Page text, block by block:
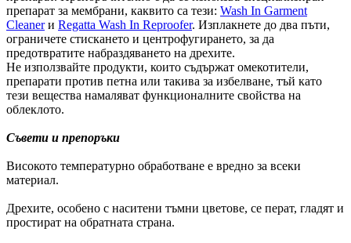
препарат за мембрани, каквито са тези: Wash In Garment
Cleanerи Regatta Wash In Reproofer. Изплакнете до два пъти,
ограничете стискането и центрофугирането, за да
предотвратите набраздяването на дрехите.
Не използвайте продукти, които съдържат омекотители,
препарати против петна или такива за избелване, тъй като
тези вещества намаляват функционалните свойства на
облеклото.
Съвети и препоръки
Високото температурно обработване е вредно за всеки
материал.
Дрехите, особено с наситени тъмни цветове, се перат, гладят и
простират на обратната страна.